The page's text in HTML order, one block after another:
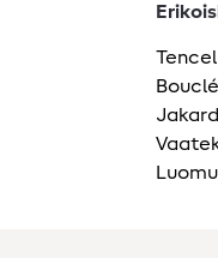
Tencel
Bouclé